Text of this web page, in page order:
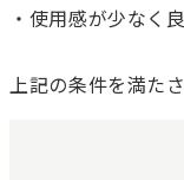
・使用感が少なく
上記の条件を満た